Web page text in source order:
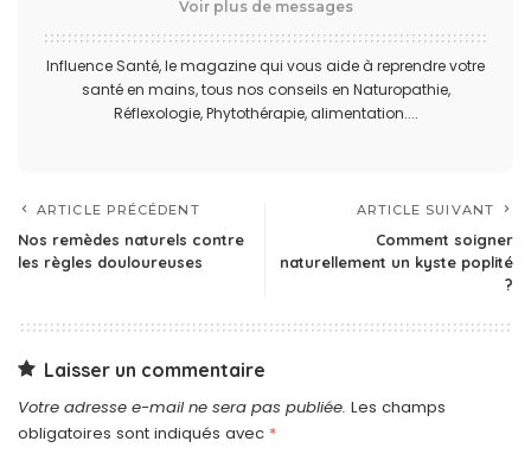
Voir plus de messages
Influence Santé, le magazine qui vous aide à reprendre votre
santé en mains, tous nos conseils en Naturopathie,
Réflexologie, Phytothérapie, alimentation....
ARTICLE PRÉCÉDENT
Nos remèdes naturels contre
les règles douloureuses
ARTICLE SUIVANT
Comment soigner
naturellement un kyste poplité
?
Laisser un commentaire
Votre adresse e-mail ne sera pas publiée. Les champs
obligatoires sont indiqués avec *